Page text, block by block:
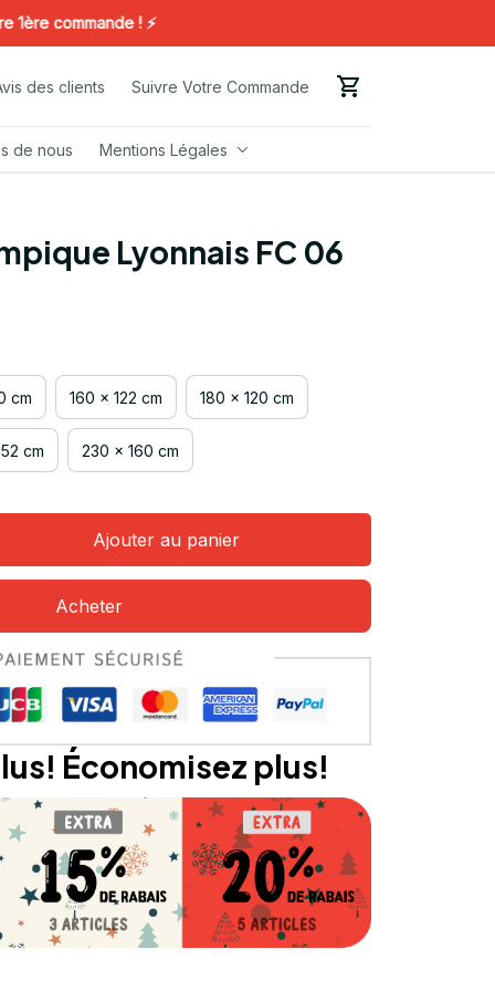
commande ! ⚡️
des clients Suivre Votre Commande
de nous Mentions Légales
Lyonnais FC 06
cm 160 x 122 cm 180 x 120 cm
cm 230 x 160 cm
Ajouter au panier
Acheter
Économisez plus!